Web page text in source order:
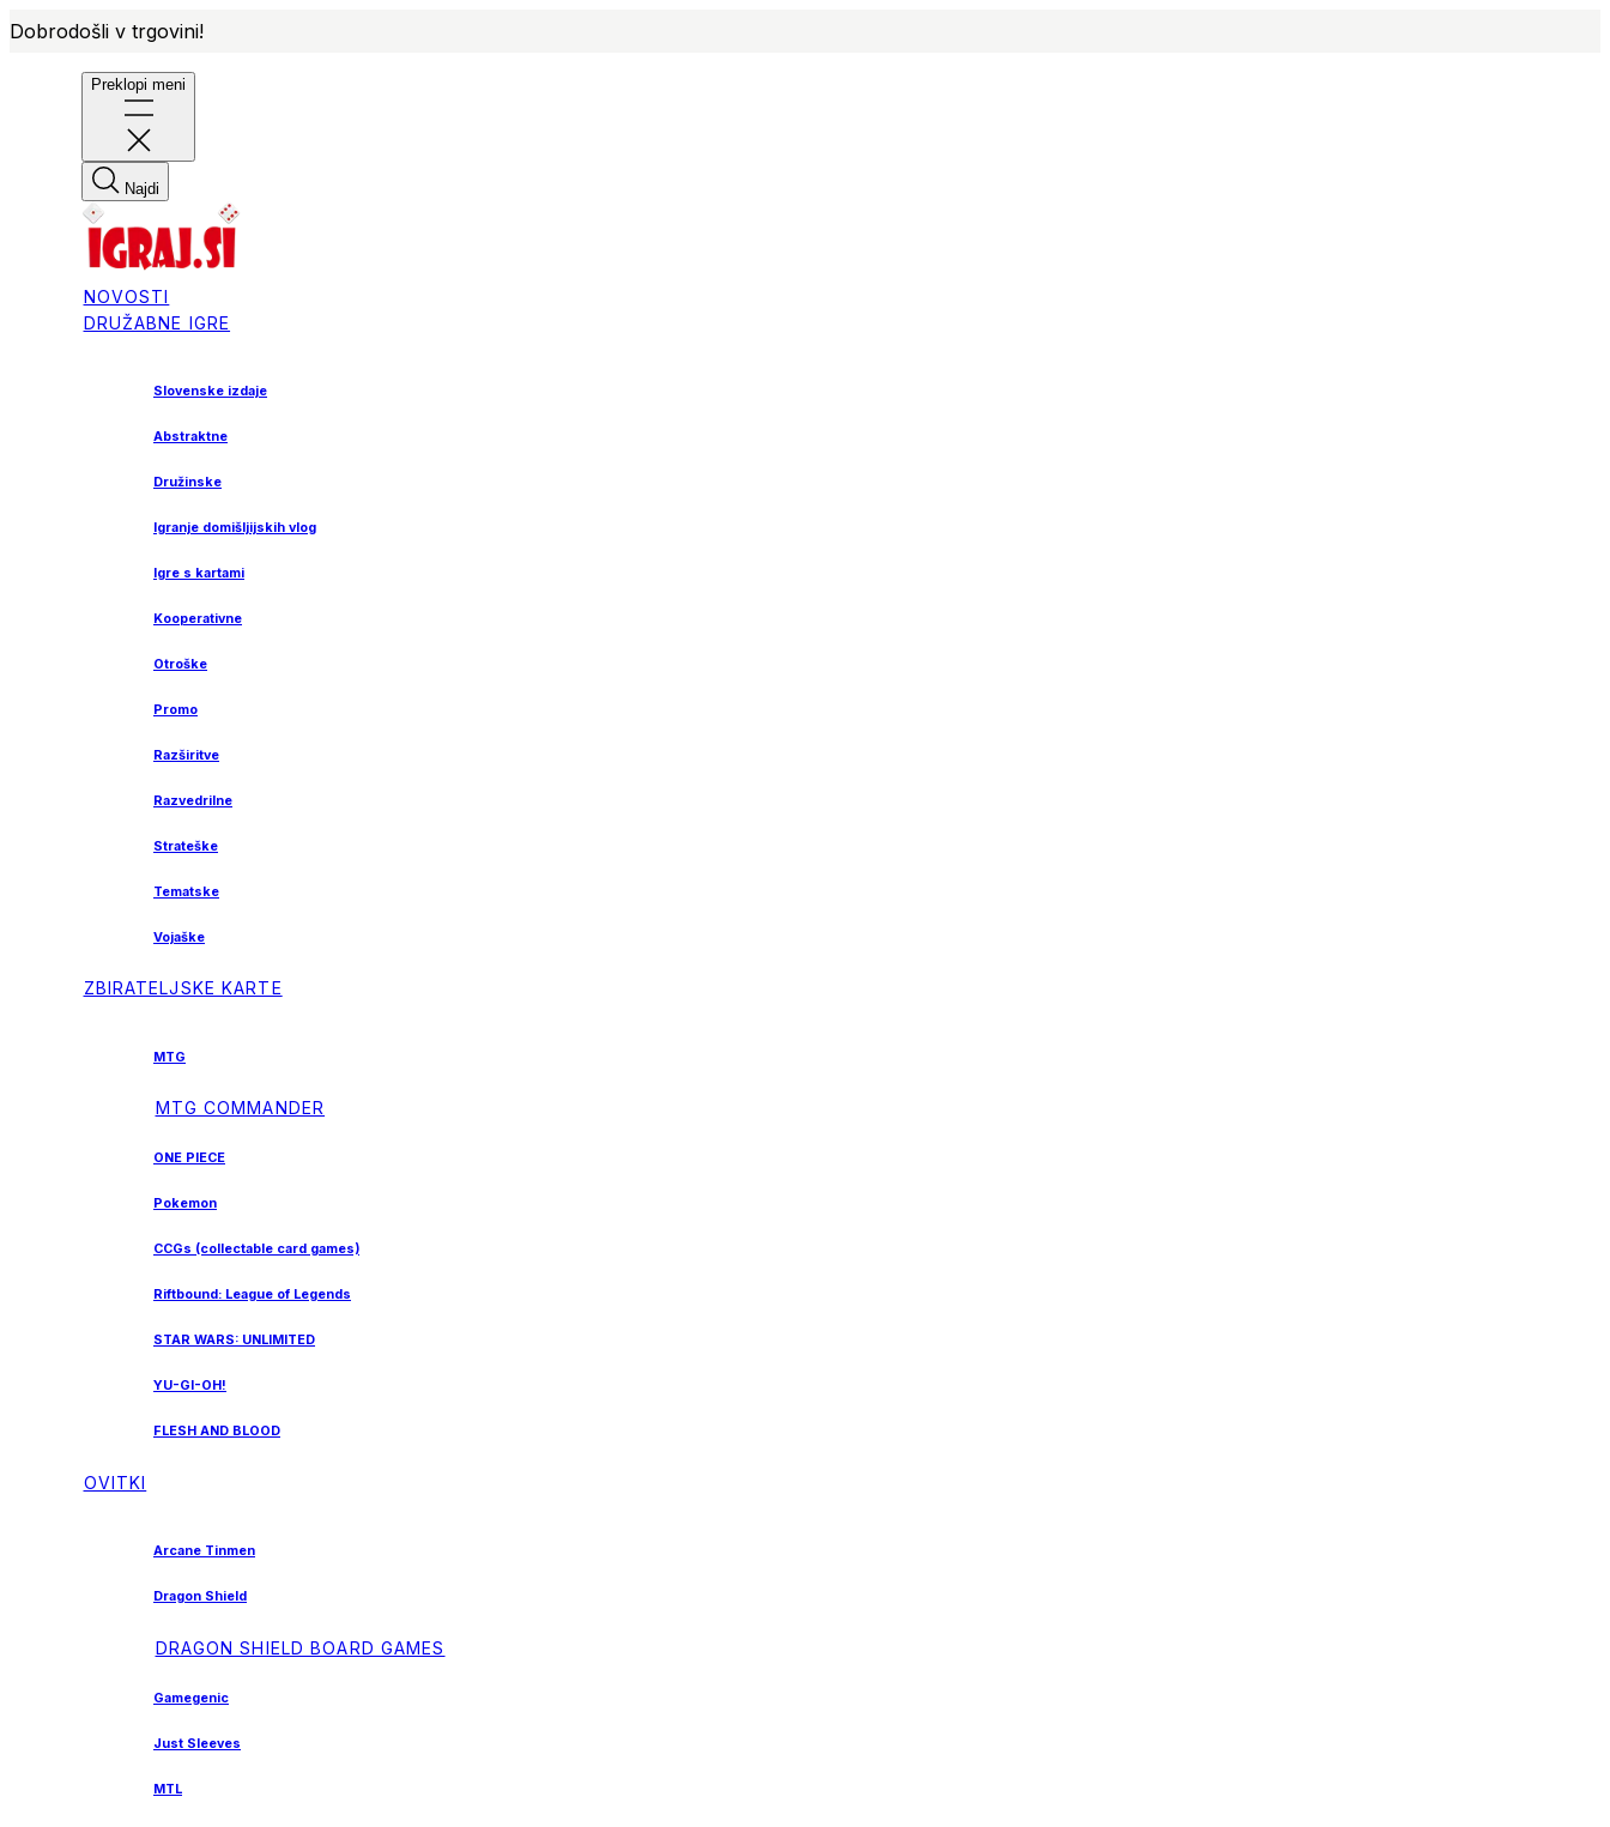
Dobrodošli v trgovini!
Preklopi meni
Najdi
NOVOSTI
DRUŽABNE IGRE
Slovenske izdaje
Abstraktne
Družinske
Igranje domišljijskih vlog
Igre s kartami
Kooperativne
Otroške
Promo
Razširitve
Razvedrilne
Strateške
Tematske
Vojaške
ZBIRATELJSKE KARTE
MTG
MTG COMMANDER
ONE PIECE
Pokemon
CCGs (collectable card games)
Riftbound: League of Legends
STAR WARS: UNLIMITED
YU-GI-OH!
FLESH AND BLOOD
OVITKI
Arcane Tinmen
Dragon Shield
DRAGON SHIELD BOARD GAMES
Gamegenic
Just Sleeves
MTL